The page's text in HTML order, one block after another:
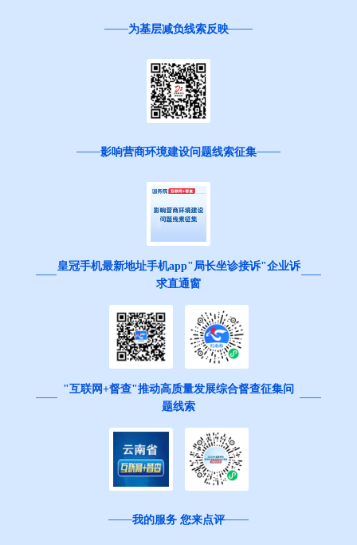
为基层减负线索反映
影响营商环境建设问题线索征集
皇冠手机最新地址手机app"局长坐诊接诉"企业诉
求直通窗
"互联网+督查"推动高质量发展综合督查征集问
题线索
我的服务 您来点评